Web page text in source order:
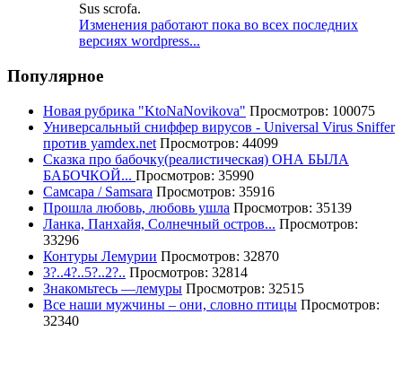
Sus scrofa.
Изменения работают пока во всех последних
версиях wordpress...
Популярное
Новая рубрика "KtoNaNovikova" Просмотров: 100075
Универсальный сниффер вирусов - Universal Virus Sniffer
против yamdex.net Просмотров: 44099
Сказка про бабочку(реалистическая) ОНА БЫЛА
БАБОЧКОЙ... Просмотров: 35990
Самсара / Samsara Просмотров: 35916
Прошла любовь, любовь ушла Просмотров: 35139
Ланка, Панхайя, Солнечный остров... Просмотров:
33296
Контуры Лемурии Просмотров: 32870
3?..4?..5?..2?.. Просмотров: 32814
Знакомьтесь —лемуры Просмотров: 32515
Все наши мужчины – они, словно птицы Просмотров:
32340